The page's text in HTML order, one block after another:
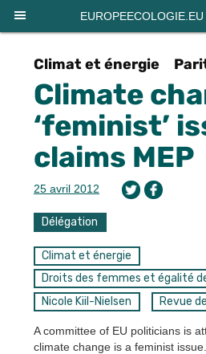
EUROPEECOLOGIE.EU
Climat et énergie
Climate
‘feminist’
claims MEP
25 avril 2012
Délégation
Climat et énergie
Droits des femmes et égalité
Nicole Kiil-Nielsen
Revue
A committee of EU politicians is
climate change is a feminist issue.